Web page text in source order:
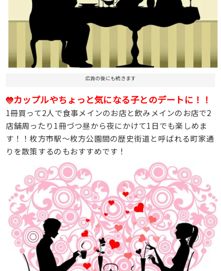
広告の後にも続きます
カップルやちょっと気になる子とのデートに！！
1冊買って2人で食事メインのお店と飲みメインのお店で2
店舗周ったり1冊づつ昼から夜にかけて1日でも楽しめま
す！！枚方市駅～枚方公園間の歴史街道と呼ばれる町家通
りを散策するのもおすすめです！